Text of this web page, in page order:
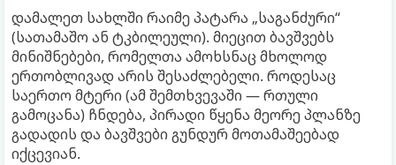
დამალეთ სახლში რაიმე პატარა „საგანძური“
(სათამაშო ან ტკბილეული). მიეცით ბავშვებს
მინიშნებები, რომელთა ამოხსნაც მხოლოდ
ერთობლივად არის შესაძლებელი. როდესაც
საერთო მტერი (ამ შემთხვევაში — რთული
გამოცანა) ჩნდება, პირადი წყენა მეორე პლანზე
გადადის და ბავშვები გუნდურ მოთამაშეებად
იქცევიან.